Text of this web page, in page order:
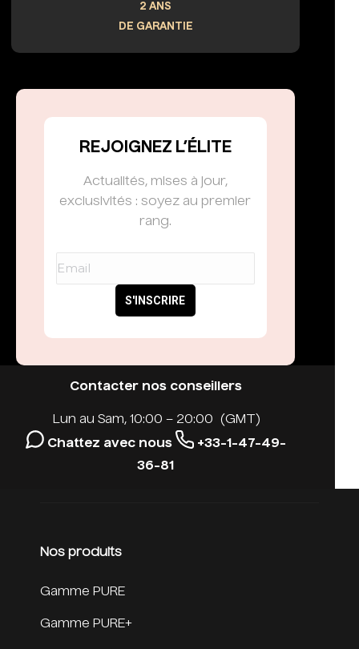
2 ANS
DE GARANTIE
REJOIGNEZ L’ÉLITE
Actualités, mises à jour,
exclusivités : soyez au premier
rang.
Contacter nos conseillers
Lun au Sam, 10:00 – 20:00 (GMT)
Chattez avec nous
+33-1-47-49-
36-81
Nos produits
Gamme PURE
Gamme PURE+